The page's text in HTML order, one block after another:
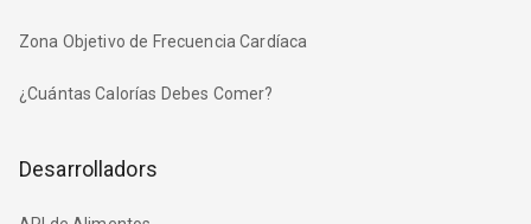
Zona Objetivo de Frecuencia Cardíaca
¿Cuántas Calorías Debes Comer?
Desarrolladors